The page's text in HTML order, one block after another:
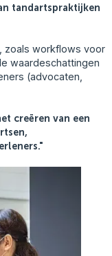
tandartspraktijken
zoals workflows voor
waardeschattingen
(advocaten,
creëren van een